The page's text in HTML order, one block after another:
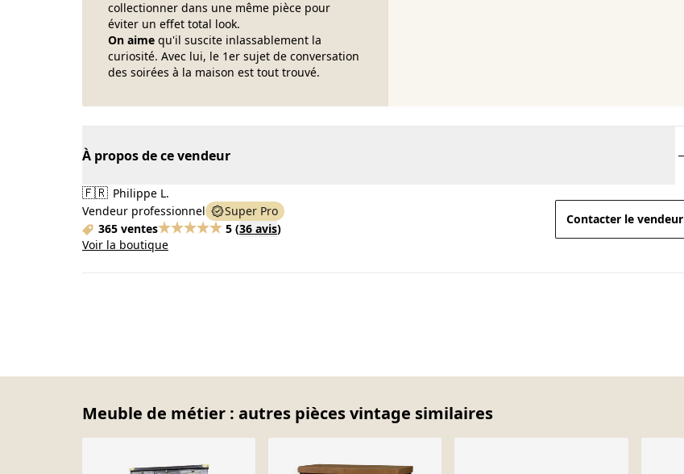
collectionner dans une même pièce pour
éviter un effet total look.
On aime qu'il suscite inlassablement la
curiosité. Avec lui, le 1er sujet de conversation
des soirées à la maison est tout trouvé.
À propos de ce vendeur
🇫🇷 Philippe L.
Vendeur professionnel
Super Pro
365 ventes
5 (36 avis)
Voir la boutique
Contacter le vendeur
Meuble de métier : autres pièces vintage similaires